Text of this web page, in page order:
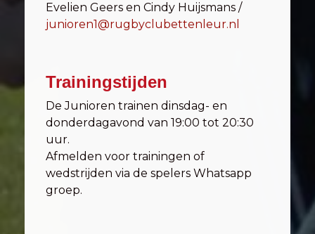
Evelien Geers en Cindy Huijsmans /
junioren1@rugbyclubettenleur.nl
Trainingstijden
De Junioren trainen dinsdag- en
donderdagavond van 19:00 tot 20:30
uur.
Afmelden voor trainingen of
wedstrijden via de spelers Whatsapp
groep.